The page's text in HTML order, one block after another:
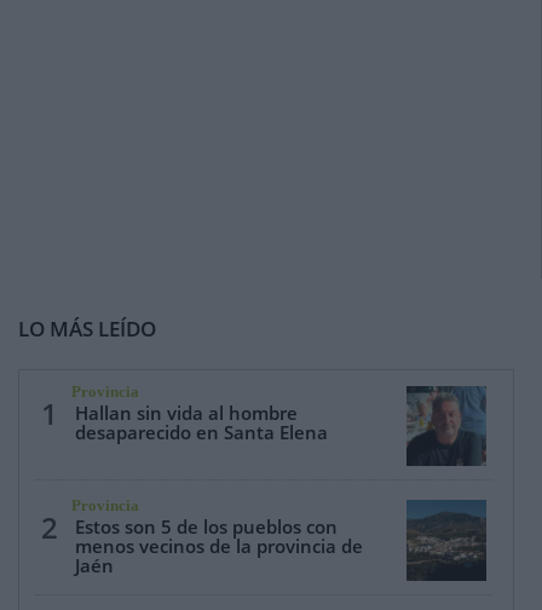
LO MÁS LEÍDO
1
Provincia
Hallan sin vida al hombre
desaparecido en Santa Elena
2
Provincia
Estos son 5 de los pueblos con
menos vecinos de la provincia de
Jaén